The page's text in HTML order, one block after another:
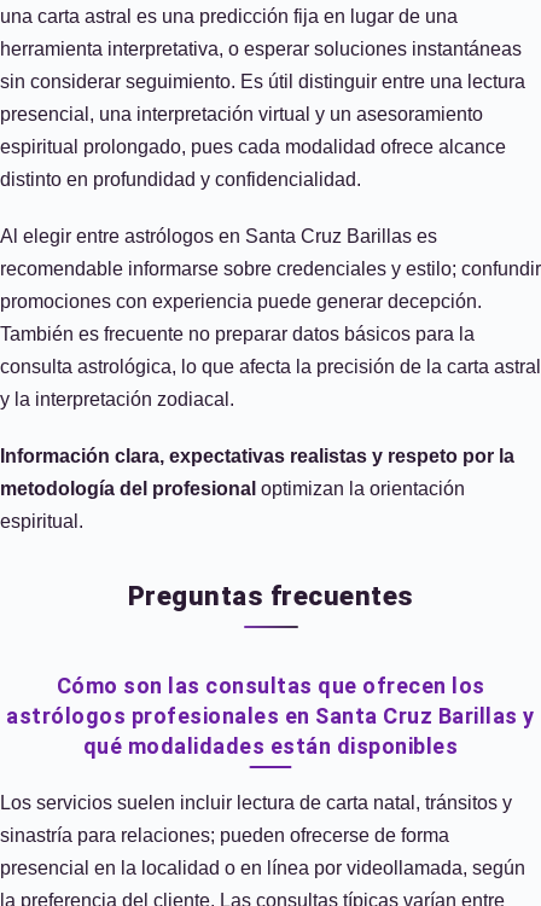
una carta astral es una predicción fija en lugar de una
herramienta interpretativa, o esperar soluciones instantáneas
sin considerar seguimiento. Es útil distinguir entre una lectura
presencial, una interpretación virtual y un asesoramiento
espiritual prolongado, pues cada modalidad ofrece alcance
distinto en profundidad y confidencialidad.
Al elegir entre astrólogos en Santa Cruz Barillas es
recomendable informarse sobre credenciales y estilo; confundir
promociones con experiencia puede generar decepción.
También es frecuente no preparar datos básicos para la
consulta astrológica, lo que afecta la precisión de la carta astral
y la interpretación zodiacal.
Información clara, expectativas realistas y respeto por la
metodología del profesional optimizan la orientación
espiritual.
Preguntas frecuentes
Cómo son las consultas que ofrecen los
astrólogos profesionales en Santa Cruz Barillas y
qué modalidades están disponibles
Los servicios suelen incluir lectura de carta natal, tránsitos y
sinastría para relaciones; pueden ofrecerse de forma
presencial en la localidad o en línea por videollamada, según
la preferencia del cliente. Las consultas típicas varían entre